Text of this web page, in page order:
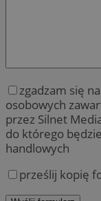
zgadzam się
osobowych
przez Silnet
do którego
handlowych
prześlij kopię